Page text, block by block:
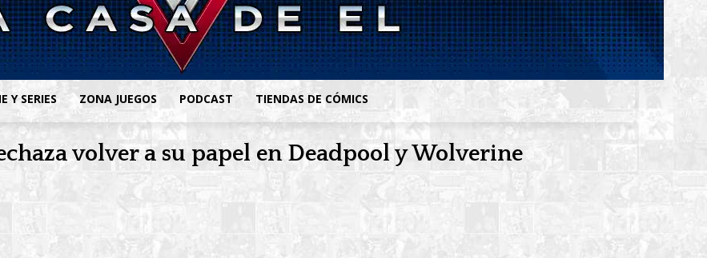
Y SERIES ZONA JUEGOS PODCAST TIENDAS DE CÓMICS
volver a su papel en Deadpool y Wolverine